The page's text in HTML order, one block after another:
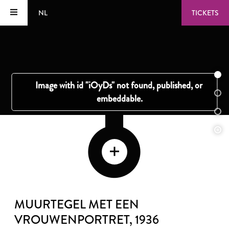
NL TICKETS
MUURTEGEL MET EEN
VROUWENPORTRET, 1936